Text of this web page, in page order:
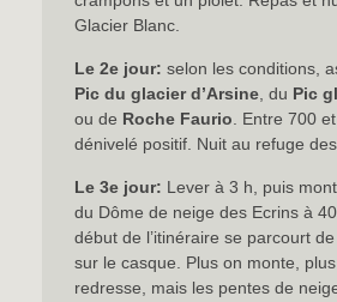
Glacier Blanc.
Le 2e jour: selon les conditions,
Pic du glacier d’Arsine , du Pic
ou de Roche Faurio . Entre 700
dénivelé positif. Nuit au refuge des
Le 3e jour: Lever à 3 h, puis
du Dôme de neige des Ecrins à
début de l’itinéraire se parcourt
sur le casque. Plus on monte,
redresse, mais les pentes de